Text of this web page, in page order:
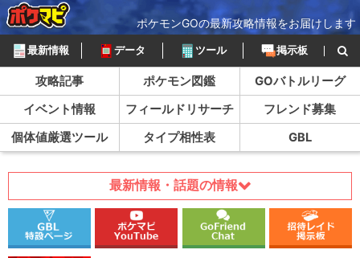
ポケモンGOの最新攻略情報をお届けします
最新情報 データ ツール 掲示板
攻略記事 ポケモン図鑑
GOバトルリーグ
イベント情報
フィールドリサーチ
フレンド募集
個体値厳選ツール
タイプ相性表 GBL
最新情報・話題の情報